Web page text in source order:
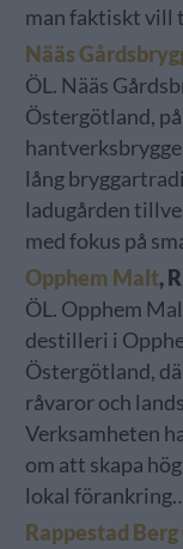
man faktiskt vill
Nääs
ÖL. Nääs
Östergötland,
lång
ladugården
med fokus på
Opphem Malt,
ÖL. Opphem
destilleri i
Östergötland,
råvaror och
Verksamheten
om att skapa
lokal
Rappestad